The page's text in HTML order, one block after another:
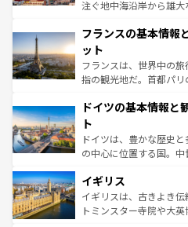
なお、新着のイタリア情
しい。
注ぐ地中海沿岸から雄
文化が根付くこの国で
れる闘牛、そして美味し
る。首都マドリードの
アートに溢れた街角か
せる。地方によって風
ンテンツ一覧 を参照して
フランスの基本情報
ット
フランスは、世界中の
指の観光地だ。首都パ
で、幅広い魅力が詰ま
聖堂、美しいビーチ、そ
から魅了する。また、
れ、フランス料理はユ
香り高いラベンダー畑な
らに、パリ以外の地域
も豊かな歴史と文化が息
ドイツの基本情報と
ト
ドイツは、豊かな歴史
の中心に位置する国。
顔を持つこの国は、どこ
ルリンの文化的活気、
してライン川沿いのワ
イギリス
イギリスは、古きよき
トミンスター寺院や大